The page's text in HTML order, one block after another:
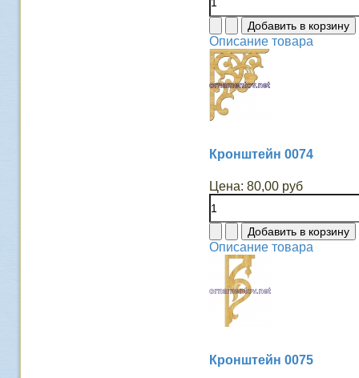
Описание товара
Кронштейн 0074
Цена: 80,00 руб
Описание товара
Кронштейн 0075